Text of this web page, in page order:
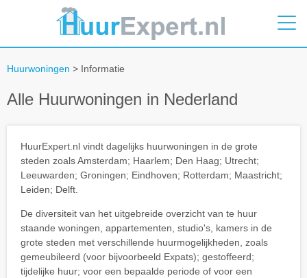
Huurwoningen > Informatie
Alle Huurwoningen in Nederland
HuurExpert.nl vindt dagelijks huurwoningen in de grote
steden zoals Amsterdam; Haarlem; Den Haag; Utrecht;
Leeuwarden; Groningen; Eindhoven; Rotterdam; Maastricht;
Leiden; Delft.
De diversiteit van het uitgebreide overzicht van te huur
staande woningen, appartementen, studio's, kamers in de
grote steden met verschillende huurmogelijkheden, zoals
gemeubileerd (voor bijvoorbeeld Expats); gestoffeerd;
tijdelijke huur; voor een bepaalde periode of voor een